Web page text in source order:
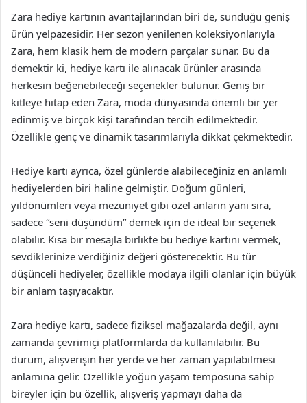
Zara hediye kartının avantajlarından biri de, sunduğu geniş
ürün yelpazesidir. Her sezon yenilenen koleksiyonlarıyla
Zara, hem klasik hem de modern parçalar sunar. Bu da
demektir ki, hediye kartı ile alınacak ürünler arasında
herkesin beğenebileceği seçenekler bulunur. Geniş bir
kitleye hitap eden Zara, moda dünyasında önemli bir yer
edinmiş ve birçok kişi tarafından tercih edilmektedir.
Özellikle genç ve dinamik tasarımlarıyla dikkat çekmektedir.
Hediye kartı ayrıca, özel günlerde alabileceğiniz en anlamlı
hediyelerden biri haline gelmiştir. Doğum günleri,
yıldönümleri veya mezuniyet gibi özel anların yanı sıra,
sadece “seni düşündüm” demek için de ideal bir seçenek
olabilir. Kısa bir mesajla birlikte bu hediye kartını vermek,
sevdiklerinize verdiğiniz değeri gösterecektir. Bu tür
düşünceli hediyeler, özellikle modaya ilgili olanlar için büyük
bir anlam taşıyacaktır.
Zara hediye kartı, sadece fiziksel mağazalarda değil, aynı
zamanda çevrimiçi platformlarda da kullanılabilir. Bu
durum, alışverişin her yerde ve her zaman yapılabilmesi
anlamına gelir. Özellikle yoğun yaşam temposuna sahip
bireyler için bu özellik, alışveriş yapmayı daha da